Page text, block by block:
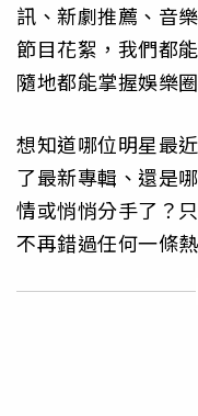
訊、新劇推薦、音
節目花絮，我們都
隨地都能掌握娛樂
想知道哪位明星最
了最新專輯、還是
情或悄悄分手了？
不再錯過任何一條